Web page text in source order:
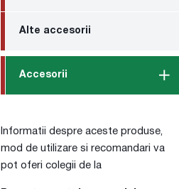
Alte accesorii
Accesorii
Informatii despre aceste produse,
mod de utilizare si recomandari va
pot oferi colegii de la